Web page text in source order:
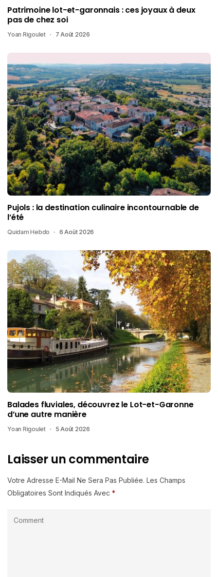
Patrimoine lot-et-garonnais : ces joyaux à deux
pas de chez soi
Yoan Rigoulet 7 Août 2026
Pujols : la destination culinaire incontournable de
l’été
Quidam Hebdo 6 Août 2026
Balades fluviales, découvrez le Lot-et-Garonne
d’une autre manière
Yoan Rigoulet 5 Août 2026
Laisser un commentaire
Votre Adresse E-Mail Ne Sera Pas Publiée. Les Champs
Obligatoires Sont Indiqués Avec *